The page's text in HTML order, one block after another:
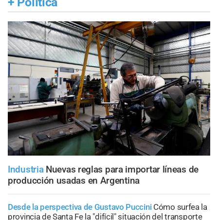
Industria Nuevas reglas para importar líneas de
producción usadas en Argentina
Desde la perspectiva de Gustavo Puccini Cómo surfea la
provincia de Santa Fe la "difícil" situación del transporte